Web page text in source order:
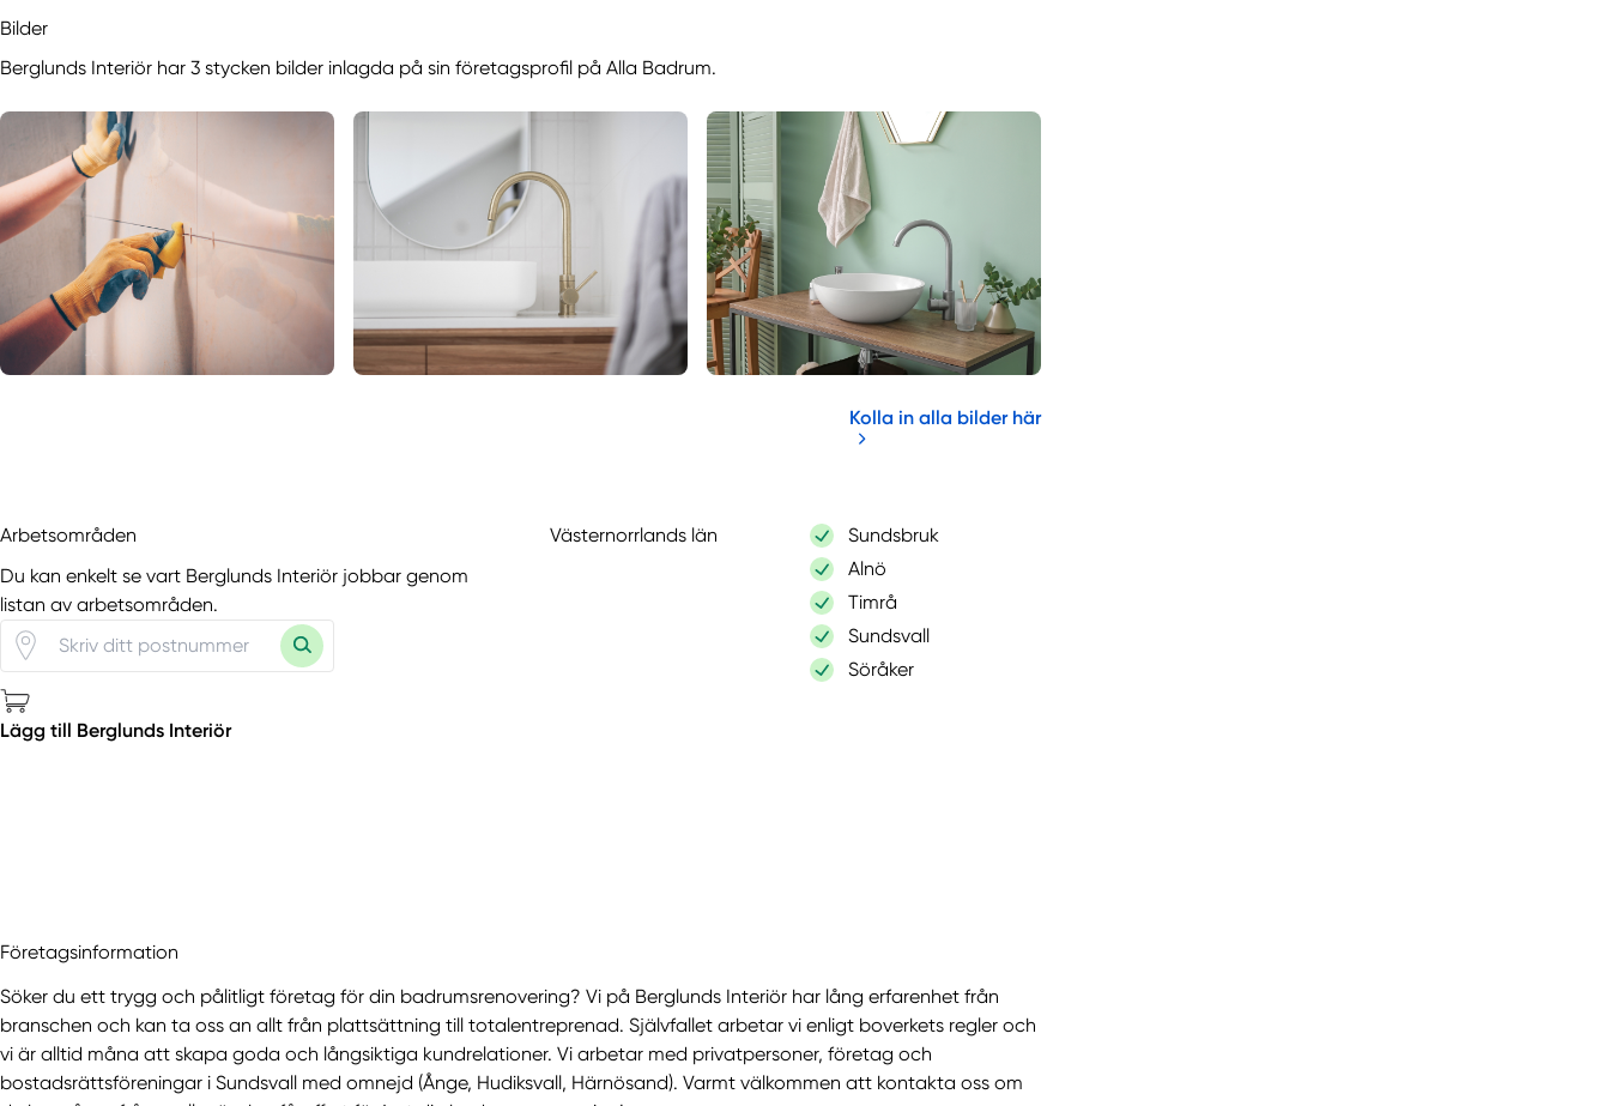
Bilder
Berglunds Interiör har 3 stycken bilder inlagda på sin företagsprofil på Alla Badrum.
Kolla in alla bilder här
Arbetsområden
Du kan enkelt se vart Berglunds Interiör jobbar genom
listan av arbetsområden.
Lägg till Berglunds Interiör
Västernorrlands län
Sundsbruk
Alnö
Timrå
Sundsvall
Söråker
Företagsinformation
Söker du ett trygg och pålitligt företag för din badrumsrenovering? Vi på Berglunds Interiör har lång erfarenhet från
branschen och kan ta oss an allt från plattsättning till totalentreprenad. Självfallet arbetar vi enligt boverkets regler och
vi är alltid måna att skapa goda och långsiktiga kundrelationer. Vi arbetar med privatpersoner, företag och
bostadsrättsföreningar i Sundsvall med omnejd (Ånge, Hudiksvall, Härnösand). Varmt välkommen att kontakta oss om